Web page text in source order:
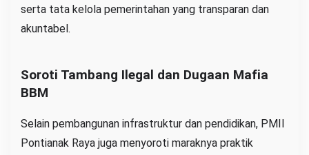
serta tata kelola pemerintahan yang transparan dan
akuntabel.
Soroti Tambang Ilegal dan Dugaan Mafia
BBM
Selain pembangunan infrastruktur dan pendidikan, PMII
Pontianak Raya juga menyoroti maraknya praktik